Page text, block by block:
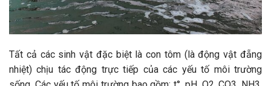
Tất cả các sinh vật đặc biệt là con tôm (là động vật đẵng
nhiệt) chịu tác động trực tiếp của các yếu tố môi trường